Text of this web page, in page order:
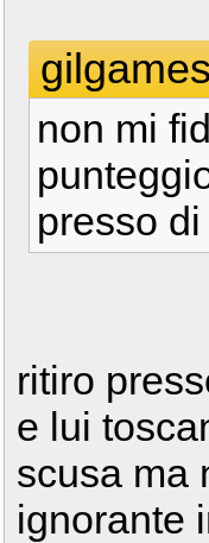
non mi
presso
ritiro
e lui
scusa ma
ignorante